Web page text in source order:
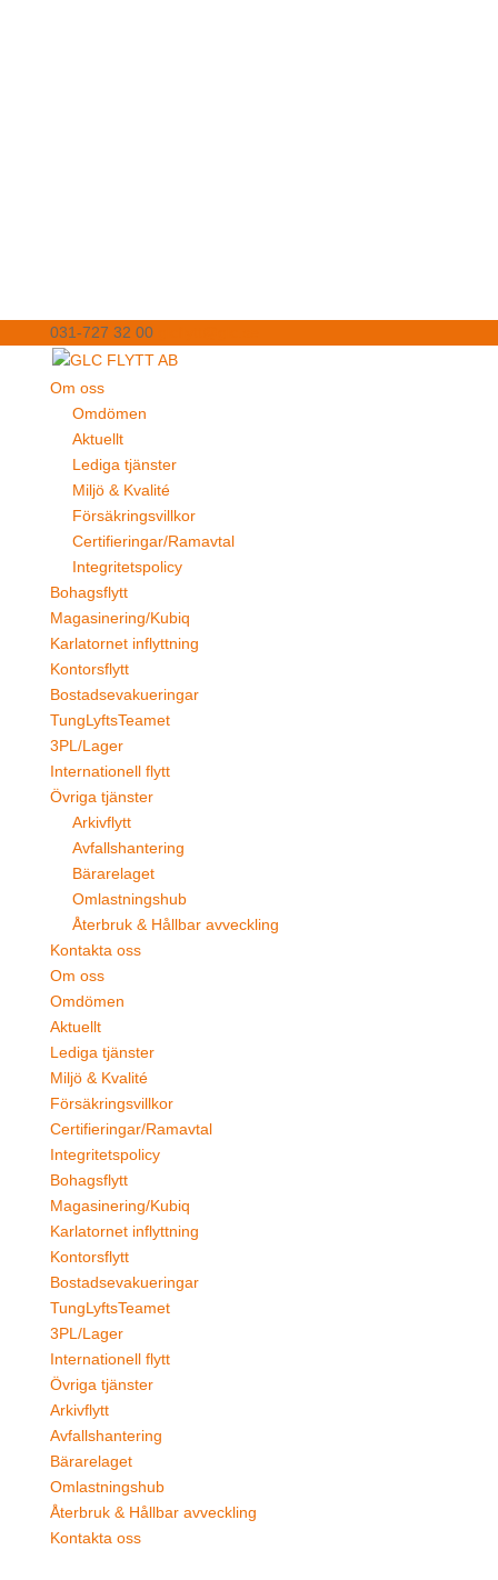
031-727 32 00
Om oss
Omdömen
Aktuellt
Lediga tjänster
Miljö & Kvalité
Försäkringsvillkor
Certifieringar/Ramavtal
Integritetspolicy
Bohagsflytt
Magasinering/Kubiq
Karlatornet inflyttning
Kontorsflytt
Bostadsevakueringar
TungLyftsTeamet
3PL/Lager
Internationell flytt
Övriga tjänster
Arkivflytt
Avfallshantering
Bärarelaget
Omlastningshub
Återbruk & Hållbar avveckling
Kontakta oss
Om oss
Omdömen
Aktuellt
Lediga tjänster
Miljö & Kvalité
Försäkringsvillkor
Certifieringar/Ramavtal
Integritetspolicy
Bohagsflytt
Magasinering/Kubiq
Karlatornet inflyttning
Kontorsflytt
Bostadsevakueringar
TungLyftsTeamet
3PL/Lager
Internationell flytt
Övriga tjänster
Arkivflytt
Avfallshantering
Bärarelaget
Omlastningshub
Återbruk & Hållbar avveckling
Kontakta oss